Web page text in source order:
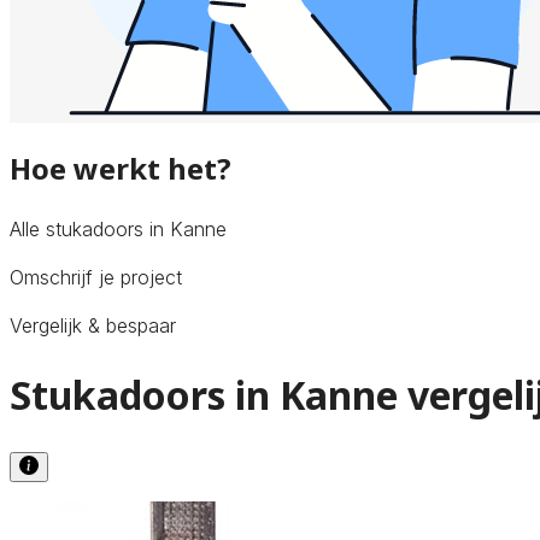
Hoe werkt het?
Alle stukadoors in Kanne
Omschrijf je project
Vergelijk & bespaar
Stukadoors in Kanne